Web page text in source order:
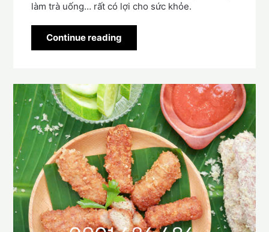
làm trà uống… rất có lợi cho sức khỏe.
Continue reading